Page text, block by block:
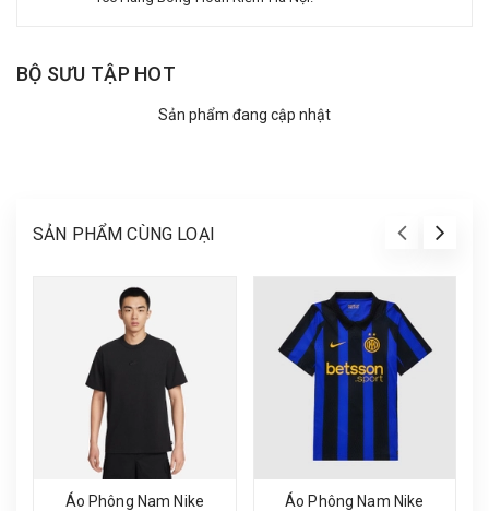
BỘ SƯU TẬP HOT
Sản phẩm đang cập nhật
SẢN PHẨM CÙNG LOẠI
Áo Phông Nam Nike
Áo Phông Nam Nike